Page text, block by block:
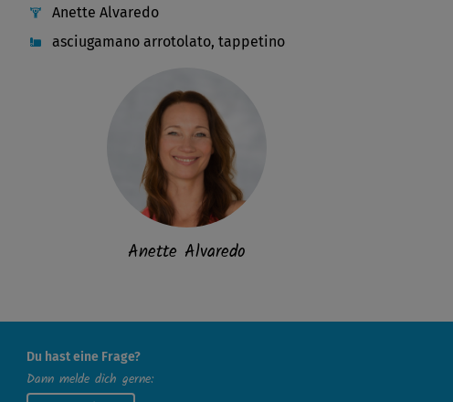
Anette Alvaredo
asciugamano arrotolato, tappetino
Anette Alvaredo
Du hast eine Frage?
Dann melde dich gerne: